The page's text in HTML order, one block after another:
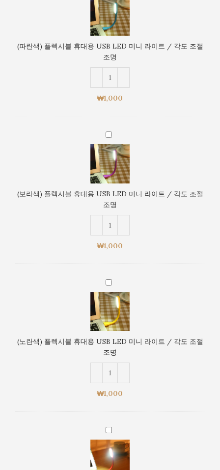
/
각
도
조
절
조
명
색)
플
렉
블
휴
USB
LED
라
이
트
/
각
도
조
절
조
명
(파란색) 플렉시블 휴대용 USB LED 미니 라이트 / 각도 조절
조명
₩1,000
(보
라
색)
플
렉
블
휴
USB
LED
라
이
트
/
각
도
조
절
조
명
(보라색) 플렉시블 휴대용 USB LED 미니 라이트 / 각도 조절
조명
₩1,000
(노
란
색)
플
렉
블
휴
USB
LED
라
이
트
/
(노란색) 플렉시블 휴대용 USB LED 미니 라이트 / 각도 조절
조명
₩1,000
(빨
간
색)
플